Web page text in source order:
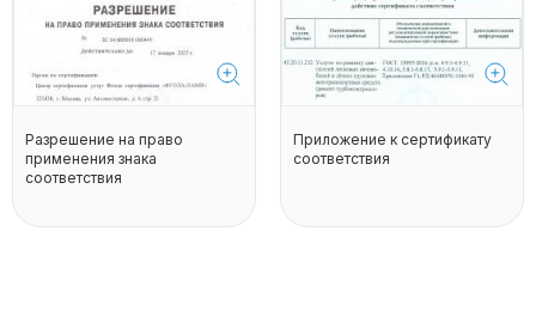
Разрешение на право
применения знака
соответствия
Приложение к сертификату
соответствия